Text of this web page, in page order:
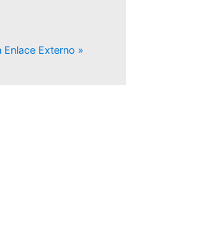
Externo »